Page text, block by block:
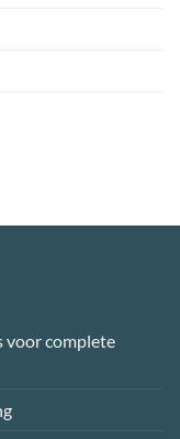
voor complete